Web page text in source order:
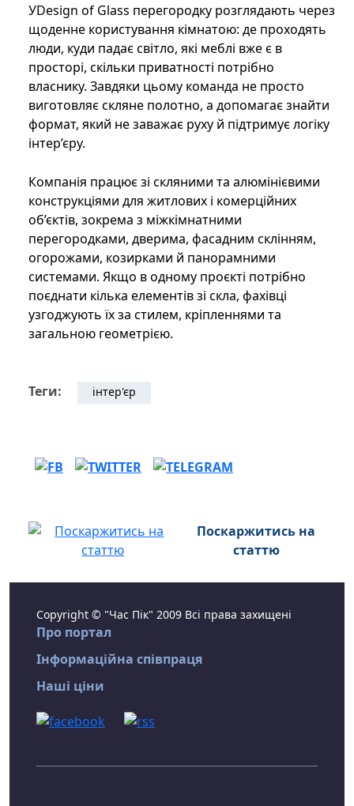
УDesign of Glass перегородку розглядають через
щоденне користування кімнатою: де проходять
люди, куди падає світло, які меблі вже є в
просторі, скільки приватності потрібно
власнику. Завдяки цьому команда не просто
виготовляє скляне полотно, а допомагає знайти
формат, який не заважає руху й підтримує логіку
інтер’єру.
Компанія працює зі скляними та алюмінієвими
конструкціями для житлових і комерційних
об’єктів, зокрема з міжкімнатними
перегородками, дверима, фасадним склінням,
огорожами, козирками й панорамними
системами. Якщо в одному проєкті потрібно
поєднати кілька елементів зі скла, фахівці
узгоджують їх за стилем, кріпленнями та
загальною геометрією.
Теги: інтер'єр
Поскаржитись на
статтю
Copyright © "Час Пік" 2009 Всі права захищені
Про портал
Інформаційна співпраця
Наші ціни